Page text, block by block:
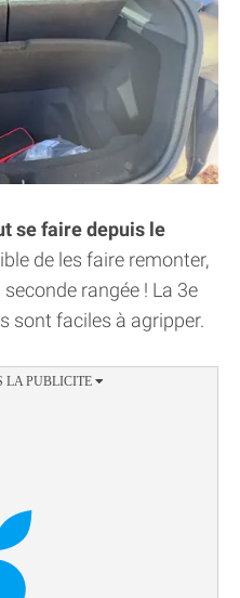
se faire depuis le
de les faire remonter,
rangée ! La 3e
sont faciles à agripper.